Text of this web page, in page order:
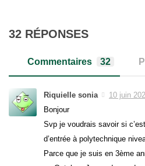
32 RÉPONSES
Commentaires 32
Riquielle sonia
10 juin
Bonjour
Svp je voudrais savoir si
d’entrée à polytechnique
Parce que je suis en 3ème